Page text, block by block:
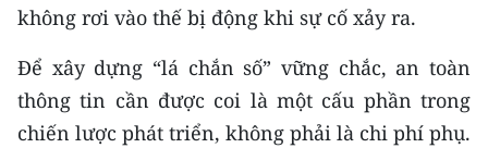
không rơi vào thế bị động khi sự cố xảy ra.
Để xây dựng “lá chắn số” vững chắc, an toàn
thông tin cần được coi là một cấu phần trong
chiến lược phát triển, không phải là chi phí phụ.